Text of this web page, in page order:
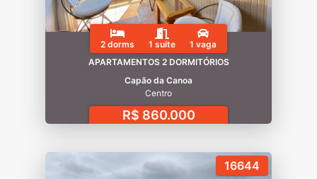
2 dorms 1 suíte
1 vaga
APARTAMENTOS 2 DORMITÓRIOS
Capão da Canoa
Centro
R$ 860.000
16644